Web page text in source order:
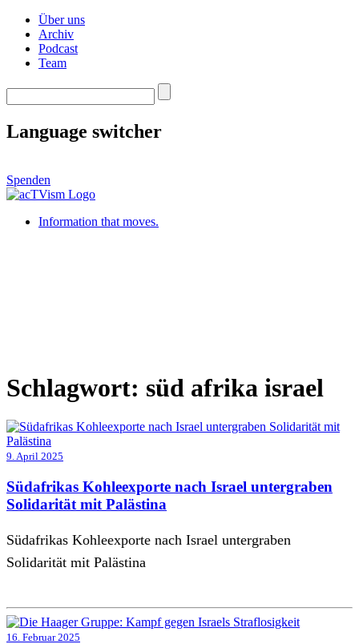
Über uns
Archiv
Podcast
Team
Language switcher
Spenden
Information that moves.
Schlagwort: süd afrika israel
9. April 2025
Südafrikas Kohleexporte nach Israel untergraben
Solidarität mit Palästina
Südafrikas Kohleexporte nach Israel untergraben
Solidarität mit Palästina
16. Februar 2025